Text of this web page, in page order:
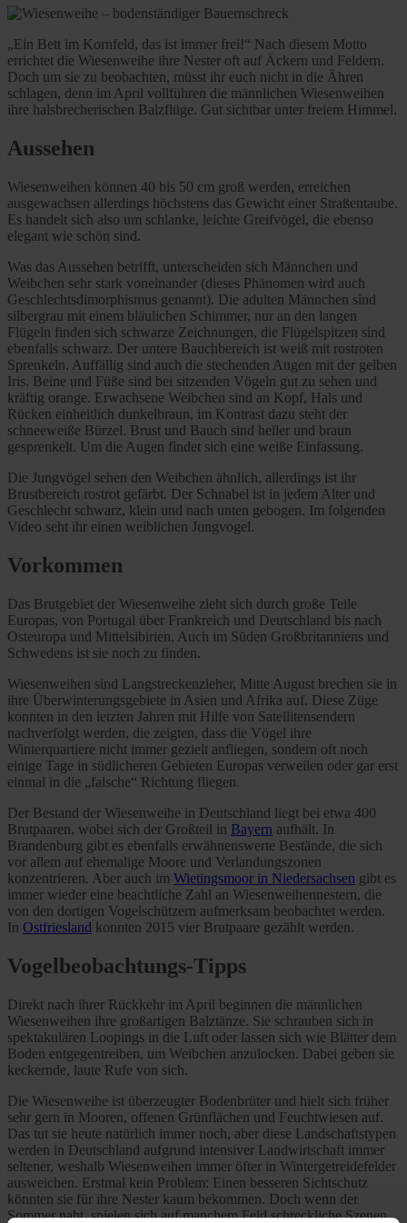
„Ein Bett im Kornfeld, das ist immer frei!“ Nach diesem Motto
errichtet die Wiesenweihe ihre Nester oft auf Äckern und Feldern.
Doch um sie zu beobachten, müsst ihr euch nicht in die Ähren
schlagen, denn im April vollführen die männlichen Wiesenweihen
ihre halsbrecherischen Balzflüge. Gut sichtbar unter freiem Himmel.
Aussehen
Wiesenweihen können 40 bis 50 cm groß werden, erreichen
ausgewachsen allerdings höchstens das Gewicht einer Straßentaube.
Es handelt sich also um schlanke, leichte Greifvögel, die ebenso
elegant wie schön sind.
Was das Aussehen betrifft, unterscheiden sich Männchen und
Weibchen sehr stark voneinander (dieses Phänomen wird auch
Geschlechtsdimorphismus genannt). Die adulten Männchen sind
silbergrau mit einem bläulichen Schimmer, nur an den langen
Flügeln finden sich schwarze Zeichnungen, die Flügelspitzen sind
ebenfalls schwarz. Der untere Bauchbereich ist weiß mit rostroten
Sprenkeln. Auffällig sind auch die stechenden Augen mit der gelben
Iris. Beine und Füße sind bei sitzenden Vögeln gut zu sehen und
kräftig orange. Erwachsene Weibchen sind an Kopf, Hals und
Rücken einheitlich dunkelbraun, im Kontrast dazu steht der
schneeweiße Bürzel. Brust und Bauch sind heller und braun
gesprenkelt. Um die Augen findet sich eine weiße Einfassung.
Die Jungvögel sehen den Weibchen ähnlich, allerdings ist ihr
Brustbereich rostrot gefärbt. Der Schnabel ist in jedem Alter und
Geschlecht schwarz, klein und nach unten gebogen. Im folgenden
Video seht ihr einen weiblichen Jungvogel.
Vorkommen
Das Brutgebiet der Wiesenweihe zieht sich durch große Teile
Europas, von Portugal über Frankreich und Deutschland bis nach
Osteuropa und Mittelsibirien. Auch im Süden Großbritanniens und
Schwedens ist sie noch zu finden.
Wiesenweihen sind Langstreckenzieher, Mitte August brechen sie in
ihre Überwinterungsgebiete in Asien und Afrika auf. Diese Züge
konnten in den letzten Jahren mit Hilfe von Satellitensendern
nachverfolgt werden, die zeigten, dass die Vögel ihre
Winterquartiere nicht immer gezielt anfliegen, sondern oft noch
einige Tage in südlicheren Gebieten Europas verweilen oder gar erst
einmal in die „falsche“ Richtung fliegen.
Der Bestand der Wiesenweihe in Deutschland liegt bei etwa 400
Brutpaaren, wobei sich der Großteil in Bayern aufhält. In
Brandenburg gibt es ebenfalls erwähnenswerte Bestände, die sich
vor allem auf ehemalige Moore und Verlandungszonen
konzentrieren. Aber auch im Wietingsmoor in Niedersachsen gibt es
immer wieder eine beachtliche Zahl an Wiesenweihennestern, die
von den dortigen Vogelschützern aufmerksam beobachtet werden.
In Ostfriesland konnten 2015 vier Brutpaare gezählt werden.
Vogelbeobachtungs-Tipps
Direkt nach ihrer Rückkehr im April beginnen die männlichen
Wiesenweihen ihre großartigen Balztänze. Sie schrauben sich in
spektakulären Loopings in die Luft oder lassen sich wie Blätter dem
Boden entgegentreiben, um Weibchen anzulocken. Dabei geben sie
keckernde, laute Rufe von sich.
Die Wiesenweihe ist überzeugter Bodenbrüter und hielt sich früher
sehr gern in Mooren, offenen Grünflächen und Feuchtwiesen auf.
Das tut sie heute natürlich immer noch, aber diese Landschaftstypen
werden in Deutschland aufgrund intensiver Landwirtschaft immer
seltener, weshalb Wiesenweihen immer öfter in Wintergetreidefelder
ausweichen. Erstmal kein Problem: Einen besseren Sichtschutz
könnten sie für ihre Nester kaum bekommen. Doch wenn der
Sommer naht, spielen sich auf manchem Feld schreckliche Szenen